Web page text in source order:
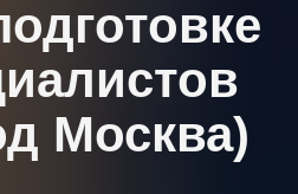
Москва)